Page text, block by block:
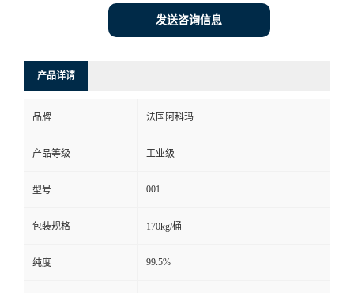
发送咨询信息
产品详请
品牌 法国阿科玛
产品等级 工业级
型号 001
包装规格 170kg/桶
纯度 99.5%